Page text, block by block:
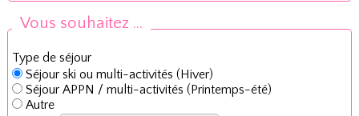
Vous souhaitez ...
Type de séjour
Séjour ski ou multi-activités (Hiver)
Séjour APPN / multi-activités (Printemps-été)
Autre